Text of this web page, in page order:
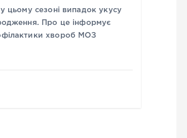
цьому сезоні випадок укусу
Про це інформує
хвороб МОЗ